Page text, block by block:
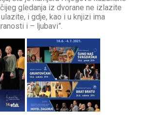
gledanja iz dvorane ne izlazite
i gdje, kao i u knjizi ima
i – ljubavi”.